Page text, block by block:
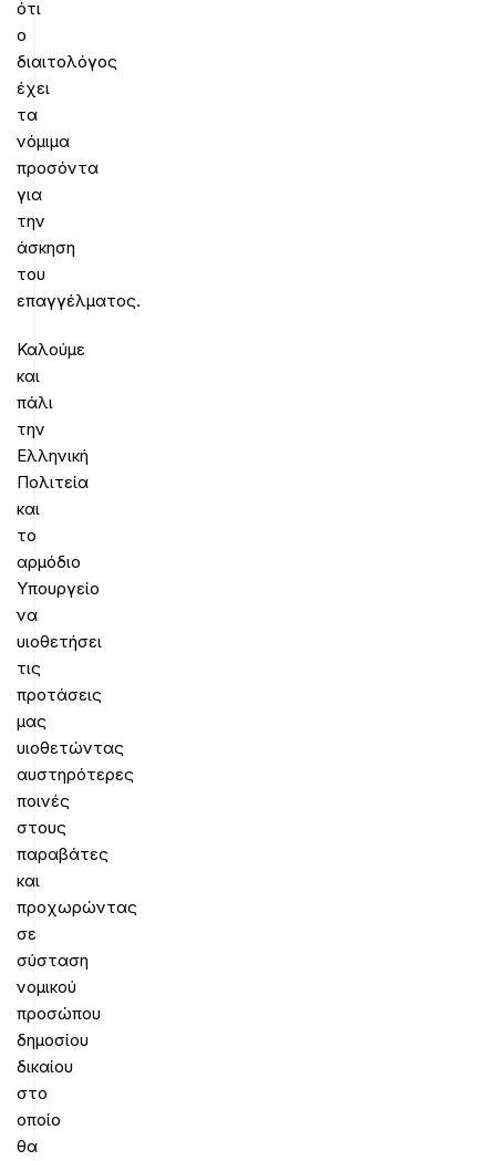
ότι
ο
διαιτολόγος
έχει
τα
νόμιμα
προσόντα
για
την
άσκηση
του
επαγγέλματος.
Καλούμε
και
πάλι
την
Ελληνική
Πολιτεία
και
το
αρμόδιο
Υπουργείο
να
υιοθετήσει
τις
προτάσεις
μας
υιοθετώντας
αυστηρότερες
ποινές
στους
παραβάτες
και
προχωρώντας
σε
σύσταση
νομικού
προσώπου
δημοσίου
δικαίου
στο
οποίο
θα